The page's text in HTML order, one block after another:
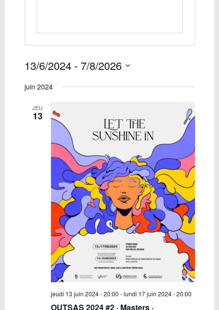
13/6/2024 - 7/8/2026
une
juin 2024
JEU
13
jeudi 13 juin 2024 - 20:00 -lundi 17 juin 2024 - 20:00
OUTSAS 2024 #2 · Masters ·